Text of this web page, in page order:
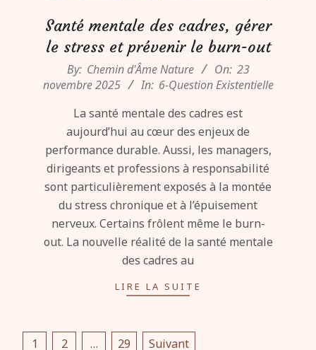
Santé mentale des cadres, gérer
le stress et prévenir le burn-out
2025-
11-
By: Chemin d'Âme Nature On: 23
novembre 2025
In: 6-Question Existentielle
La santé mentale des cadres est
aujourd’hui au cœur des enjeux de
performance durable. Aussi, les managers,
dirigeants et professions à responsabilité
sont particulièrement exposés à la montée
du stress chronique et à l’épuisement
nerveux. Certains frôlent même le burn-
out. La nouvelle réalité de la santé mentale
des cadres au
LIRE LA SUITE
Pagination
1 2 … 29 Suivant